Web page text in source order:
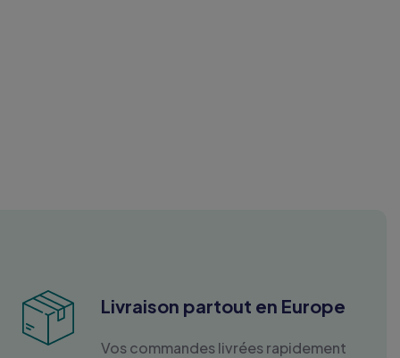
Livraison partout en Europe
Vos commandes livrées rapidement